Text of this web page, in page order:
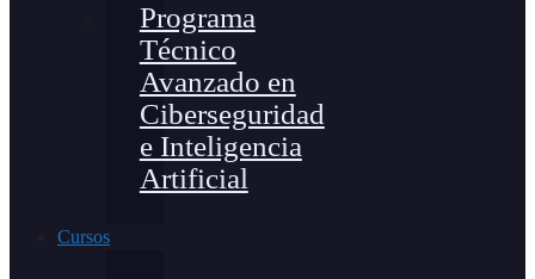
Programa
Técnico
Avanzado en
Ciberseguridad
e Inteligencia
Artificial
Cursos